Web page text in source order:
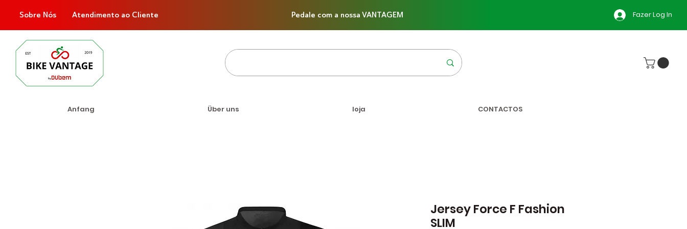
Sobre Nós Atendimento ao Cliente Pedale com a nossa VANTAGEM Fazer Log In
Anfang Über uns loja CONTACTOS
Jersey Force F Fashion
SLIM